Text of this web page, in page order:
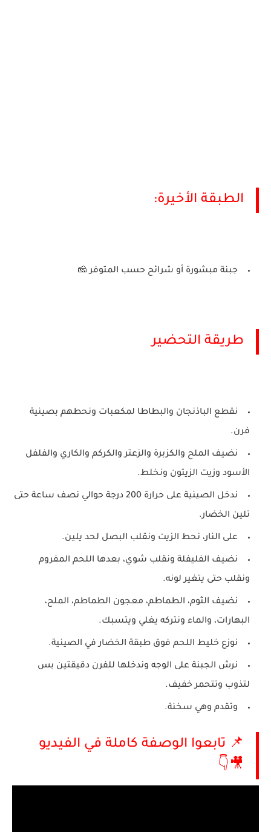
الطبقة الأخيرة:
جبنة مبشورة أو شرائح حسب المتوفر 🧀
طريقة التحضير
نقطع الباذنجان والبطاطا لمكعبات ونحطهم بصينية
فرن.
نضيف الملح والكزبرة والزعتر والكركم والكاري والفلفل
الأسود وزيت الزيتون ونخلط.
ندخل الصينية على حرارة 200 درجة حوالي نصف ساعة حتى
تلين الخضار.
على النار، نحط الزيت ونقلب البصل لحد يلين.
نضيف الفليفلة ونقلب شوي، بعدها اللحم المفروم
ونقلب حتى يتغير لونه.
نضيف الثوم، الطماطم، معجون الطماطم، الملح،
البهارات، والماء ونتركه يغلي ويتسبك.
نوزع خليط اللحم فوق طبقة الخضار في الصينية.
نرش الجبنة على الوجه وندخلها للفرن دقيقتين بس
لتذوب وتتحمر خفيف.
وتقدم وهي سخنة.
📌 تابعوا الوصفة كاملة في الفيديو
🎥👇